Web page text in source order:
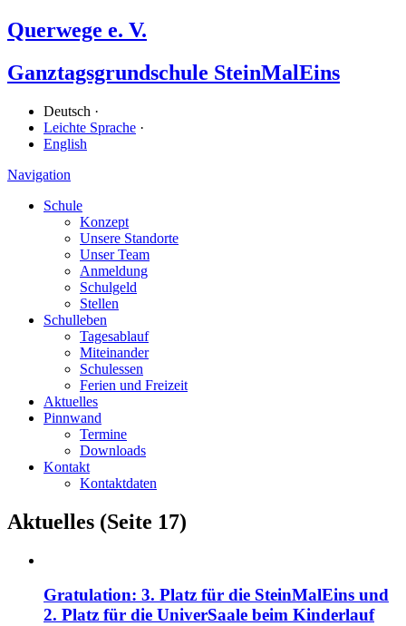
Querwege e. V.
Ganz­tags­grund­schule SteinMalEins
Deutsch ·
Leichte Sprache ·
English
Navigation
Schule
Konzept
Unsere Standorte
Unser Team
Anmeldung
Schulgeld
Stellen
Schulleben
Tagesablauf
Miteinander
Schulessen
Ferien und Freizeit
Aktuelles
Pinnwand
Termine
Downloads
Kontakt
Kontaktdaten
Aktuelles (Seite 17)
Gratulation: 3. Platz für die SteinMalEins und
2. Platz für die UniverSaale beim Kinderlauf